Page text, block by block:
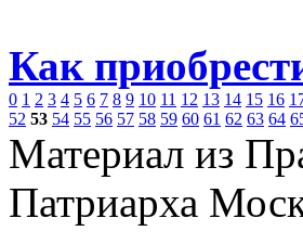
Как
0 1 2 3 4 5 6 7 8 9 10 11 12 13 14 15 16
52 53 54 55 56 57 58 59 60 61 62 63 64
Материал из
Патриарха